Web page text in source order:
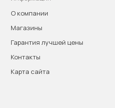
О компании
Магазины
Гарантия лучшей цены
Контакты
Карта сайта